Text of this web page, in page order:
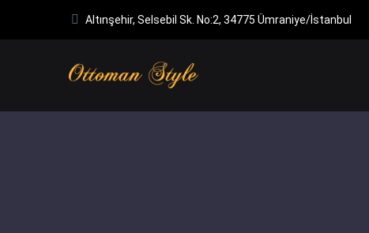
Altınşehir, Selsebil Sk. No:2, 34775 Ümraniye/İstanbul